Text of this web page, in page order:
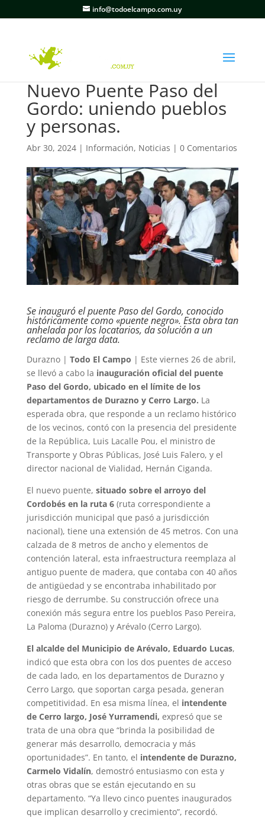
info@todoelcampo.com.uy
Nuevo Puente Paso del
Gordo: uniendo pueblos
y personas.
Abr 30, 2024| Información, Noticias | 0 Comentarios
Se inauguró el puente Paso del Gordo, conocido
históricamente como «puente negro». Esta obra tan
anhelada por los locatarios, da solución a un
reclamo de larga data.
Durazno | Todo El Campo | Este viernes 26 de abril,
se llevó a cabo la inauguración oficial del puente
Paso del Gordo, ubicado en el límite de los
departamentos de Durazno y Cerro Largo. La
esperada obra, que responde a un reclamo histórico
de los vecinos, contó con la presencia del presidente
de la República, Luis Lacalle Pou, el ministro de
Transporte y Obras Públicas, José Luis Falero, y el
director nacional de Vialidad, Hernán Ciganda.
El nuevo puente, situado sobre el arroyo del
Cordobés en la ruta 6(ruta correspondiente a
jurisdicción municipal que pasó a jurisdicción
nacional), tiene una extensión de 45 metros. Con una
calzada de 8 metros de ancho y elementos de
contención lateral, esta infraestructura reemplaza al
antiguo puente de madera, que contaba con 40 años
de antigüedad y se encontraba inhabilitado por
riesgo de derrumbe. Su construcción ofrece una
conexión más segura entre los pueblos Paso Pereira,
La Paloma (Durazno) y Arévalo (Cerro Largo).
El alcalde del Municipio de Arévalo, Eduardo Lucas,
indicó que esta obra con los dos puentes de acceso
de cada lado, en los departamentos de Durazno y
Cerro Largo, que soportan carga pesada, generan
competitividad. En esa misma línea, el intendente
de Cerro largo, José Yurramendi, expresó que se
trata de una obra que “brinda la posibilidad de
generar más desarrollo, democracia y más
oportunidades”. En tanto, el intendente de Durazno,
Carmelo Vidalín, demostró entusiasmo con esta y
otras obras que se están ejecutando en su
departamento. “Ya llevo cinco puentes inaugurados
que implican desarrollo y crecimiento”, recordó.